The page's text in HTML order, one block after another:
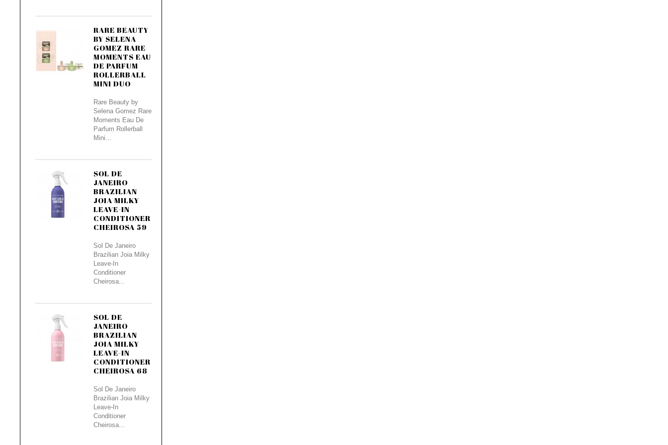
RARE BEAUTY
BY SELENA
GOMEZ RARE
MOMENTS EAU
DE PARFUM
ROLLERBALL
MINI DUO
Rare Beauty by
Selena Gomez Rare
Moments Eau De
Parfum Rollerball
Mini...
SOL DE
JANEIRO
BRAZILIAN
JOIA MILKY
LEAVE-IN
CONDITIONER
CHEIROSA 59
Sol De Janeiro
Brazilian Joia Milky
Leave-In
Conditioner
Cheirosa...
SOL DE
JANEIRO
BRAZILIAN
JOIA MILKY
LEAVE-IN
CONDITIONER
CHEIROSA 68
Sol De Janeiro
Brazilian Joia Milky
Leave-In
Conditioner
Cheirosa...